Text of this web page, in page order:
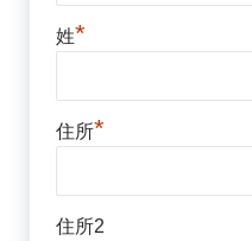
姓*
住所*
住所2